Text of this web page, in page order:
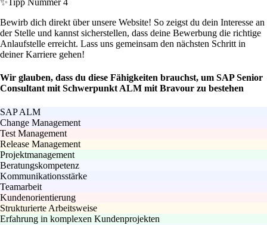
✨ Tipp Nummer 4
Bewirb dich direkt über unsere Website! So zeigst du dein Interesse an
der Stelle und kannst sicherstellen, dass deine Bewerbung die richtige
Anlaufstelle erreicht. Lass uns gemeinsam den nächsten Schritt in
deiner Karriere gehen!
Wir glauben, dass du diese Fähigkeiten brauchst, um SAP Senior
Consultant mit Schwerpunkt ALM mit Bravour zu bestehen
SAP ALM
Change Management
Test Management
Release Management
Projektmanagement
Beratungskompetenz
Kommunikationsstärke
Teamarbeit
Kundenorientierung
Strukturierte Arbeitsweise
Erfahrung in komplexen Kundenprojekten